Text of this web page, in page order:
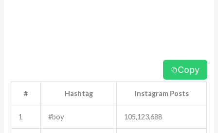
Copy
# Hashtag Instagram Posts
1 #boy 105,123,688